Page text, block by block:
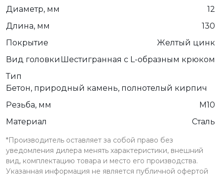
Диаметр, мм
12
Длина, мм
130
Покрытие
Желтый цинк
Вид головки Шестигранная с L-образным крюком
Тип
Бетон, природный камень, полнотелый кирпич
Резьба, мм
М10
Материал
Сталь
*Производитель оставляет за собой право без
уведомления дилера менять характеристики, внешний
вид, комплектацию товара и место его производства.
Указанная информация не является публичной офертой